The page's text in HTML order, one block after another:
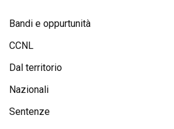
Bandi e oppurtunità
CCNL
Dal territorio
Nazionali
Sentenze